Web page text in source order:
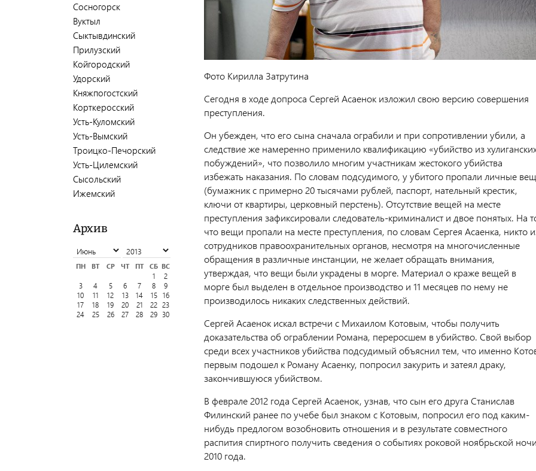
Сосногорск
Вуктыл
Сыктывдинский
Прилузский
Койгородский
Удорский
Княжпогостский
Корткеросский
Усть-Куломский
Усть-Вымский
Троицко-Печорский
Усть-Цилемский
Сысольский
Ижемский
Архив
ПН ВТ СР ЧТ ПТ СБ ВС
1
2
3
4 5 6 7 8
9
10
11 12 13 14 15
16
17
18 19 20 21 22 23
24
25 26 27 28 29 30
Фото Кирилла Затрутина
Сегодня в ходе допроса Сергей Асаенок изложил свою версию совершения
преступления.
Он убежден, что его сына сначала ограбили и при сопротивлении убили, а
следствие же намеренно применило квалификацию «убийство из
побуждений», что позволило многим участникам жестокого убийства
избежать наказания. По словам подсудимого, у убитого пропали личные
(бумажник с примерно 20 тысячами рублей, паспорт, нательный крестик,
ключи от квартиры, церковный перстень). Отсутствие вещей на месте
преступления зафиксировали следователь-криминалист и двое понятых. На
что вещи пропали на месте преступления, по словам Сергея Асаенка, никто
сотрудников правоохранительных органов, несмотря на многочисленные
обращения в различные инстанции, не желает обращать внимания,
утверждая, что вещи были украдены в морге. Материал о краже вещей в
морге был выделен в отдельное производство и 11 месяцев по нему не
производилось никаких следственных действий.
Сергей Асаенок искал встречи с Михаилом Котовым, чтобы получить
доказательства об ограблении Романа, переросшем в убийство. Свой выбор
среди всех участников убийства подсудимый объяснил тем, что именно
первым подошел к Роману Асаенку, попросил закурить и затеял драку,
закончившуюся убийством.
В феврале 2012 года Сергей Асаенок, узнав, что сын его друга Станислав
Филинский ранее по учебе был знаком с Котовым, попросил его под каким-
нибудь предлогом возобновить отношения и в результате совместного
распития спиртного получить сведения о событиях роковой ноябрьской ночи
2010 года.